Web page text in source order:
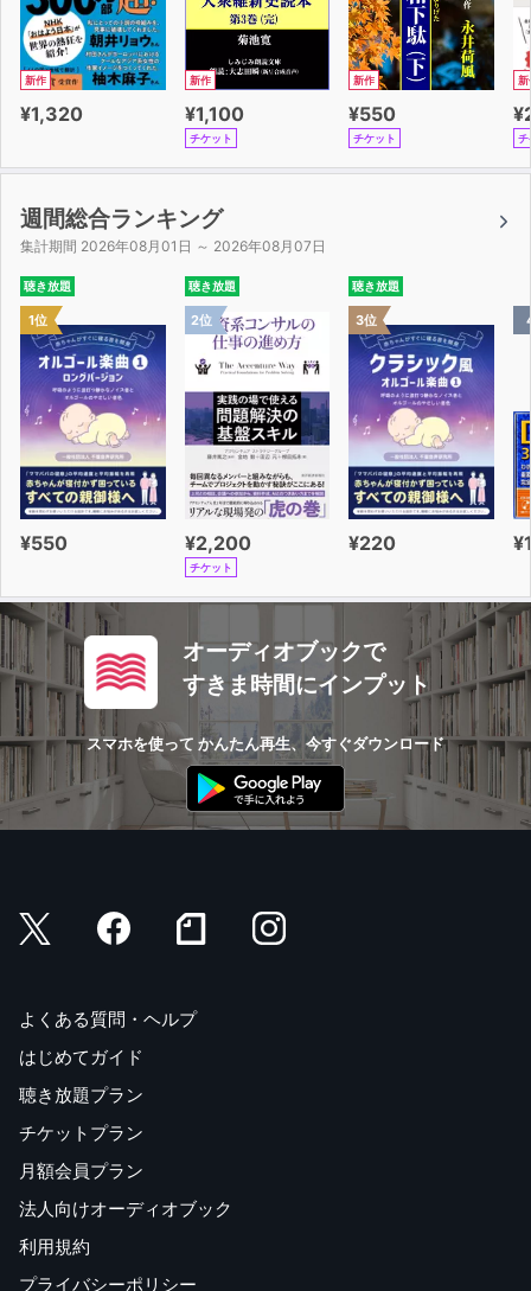
植田一三
2020年になって慌てないために！英語で読んで、聞い
デイビッド・セイン
だれでもできる！ 言える！ 書ける！
ヤマシタ先生の 自力で英語発信 猛特訓 1時間目
山下広司
定期購読
プレゼント
ゼロスタCafé
別冊：外国人が一番知りたい 忍者のひみつ MINI
BOOK
新作
¥1,320
新作
¥1,100
チケット
新作
¥550
チケット
新
チ
週間総合ランキング
集計期間 2026年08月01日 ～ 2026年08月07日
聴き放題
1位
¥550
聴き放題
2位
¥2,200
チケット
聴き放題
3位
¥220
オーディオブックで
すきま時間にインプット
スマホを使って かんたん再生、今すぐダウンロード
よくある質問・ヘルプ
はじめてガイド
聴き放題プラン
チケットプラン
月額会員プラン
法人向けオーディオブック
利用規約
プライバシーポリシー